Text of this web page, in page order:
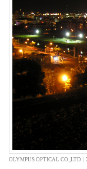
OLYMPUS OPTICAL CO.,LTD
월
2
2008
년
9
월
2008
10
월
2008